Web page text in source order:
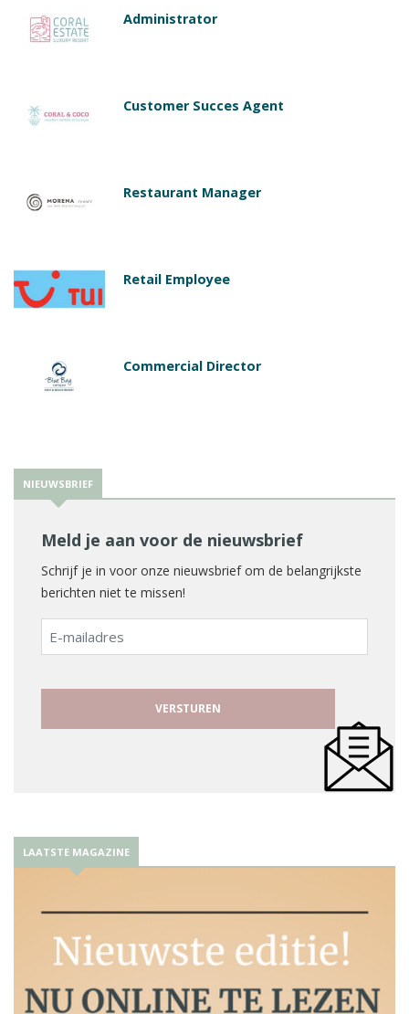
Administrator
Customer Succes Agent
Restaurant Manager
Retail Employee
Commercial Director
NIEUWSBRIEF
Meld je aan voor de nieuwsbrief
Schrijf je in voor onze nieuwsbrief om de belangrijkste
berichten niet te missen!
E-
mailadres
LAATSTE MAGAZINE